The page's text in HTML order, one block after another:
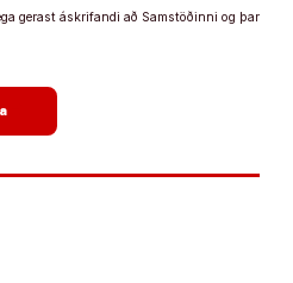
gerast áskrifandi að Samstöðinni og þar